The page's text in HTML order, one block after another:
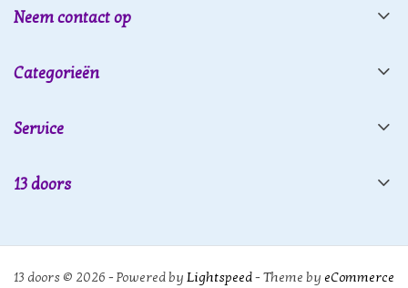
Neem contact op
Categorieën
Service
13 doors
13 doors © 2026 - Powered by Lightspeed- Theme by eCommerce